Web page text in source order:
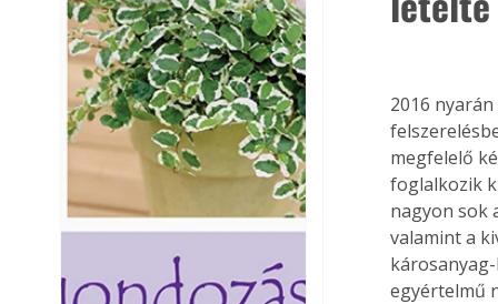
2016
megfelelő
foglalkozik
nagyon sok
valamint a
egyértelmű